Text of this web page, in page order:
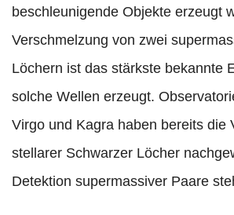
beschleunigende Objekte erzeugt
Verschmelzung von zwei
Löchern ist das stärkste bekannte
solche Wellen erzeugt.
Virgo und Kagra haben bereits die
stellarer Schwarzer Löcher
Detektion supermassiver Paare